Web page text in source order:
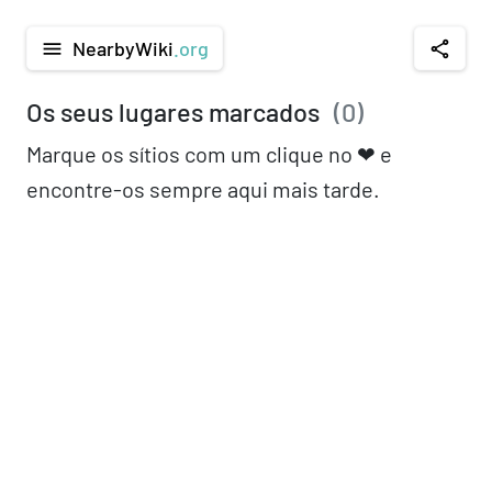
menu NearbyWiki .org share
Os seus lugares marcados (0)
Marque os sítios com um clique no ❤︎ e
encontre-os sempre aqui mais tarde.